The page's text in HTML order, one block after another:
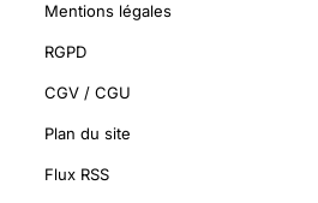
Mentions légales
RGPD
CGV / CGU
Plan du site
Flux RSS